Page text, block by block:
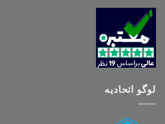
لوگو اتحادیه